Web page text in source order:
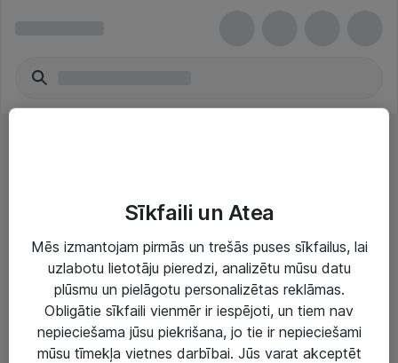
Risinājumi & Pakalpojumi
IT serviss un atbalsts
Sīkfaili un Atea
Mēs izmantojam pirmās un trešās puses sīkfailus, lai
uzlabotu lietotāju pieredzi, analizētu mūsu datu
plūsmu un pielāgotu personalizētas reklāmas.
Obligātie sīkfaili vienmēr ir iespējoti, un tiem nav
nepieciešama jūsu piekrišana, jo tie ir nepieciešami
mūsu tīmekļa vietnes darbībai. Jūs varat akceptēt